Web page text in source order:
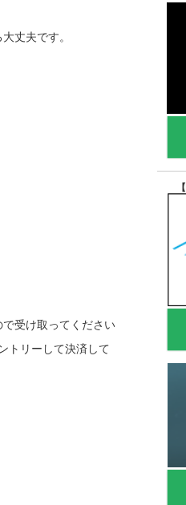
丈夫です。
受け取ってください
トリーして決済して
【